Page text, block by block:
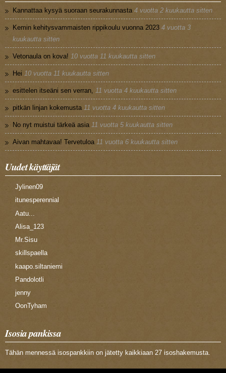
Kannattaa kysyä suoraan seurakunnasta 4 vuotta 2 kuukautta sitten
Kemin kehitysvammaisten rippikoulu vuonna 2023 4 vuotta 3
kuukautta sitten
Vetonaula on kova! 10 vuotta 11 kuukautta sitten
Hei 10 vuotta 11 kuukautta sitten
esittelen itseäni sen verran, 11 vuotta 4 kuukautta sitten
pitkän linjan kokemusta 11 vuotta 4 kuukautta sitten
No nyt muistui tärkeä asia 11 vuotta 5 kuukautta sitten
Aivan mahtavaa! Tervetuloa 11 vuotta 6 kuukautta sitten
Uudet käyttäjät
Jylinen09
itunesperennial
Aatu...
Alisa_123
Mr.Sisu
skillspaella
kaapo.siltaniemi
Pandolotli
jenny
OonTyham
Isosia pankissa
Tähän mennessä isospankkiin on jätetty kaikkiaan 27 isoshakemusta.